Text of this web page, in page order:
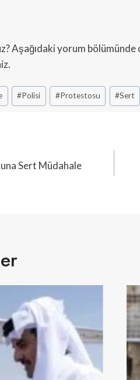
Aşağıdaki yorum
#Polisi #Protestosu #Sert
Sert Müdahale